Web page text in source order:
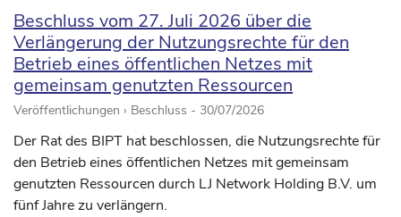
Beschluss vom 27. Juli 2026 über die
Verlängerung der Nutzungsrechte für den
Betrieb eines öffentlichen Netzes mit
gemeinsam genutzten Ressourcen
Veröffentlichungen › Beschluss - 30/07/2026
Der Rat des BIPT hat beschlossen, die Nutzungsrechte für
den Betrieb eines öffentlichen Netzes mit gemeinsam
genutzten Ressourcen durch LJ Network Holding B.V. um
fünf Jahre zu verlängern.